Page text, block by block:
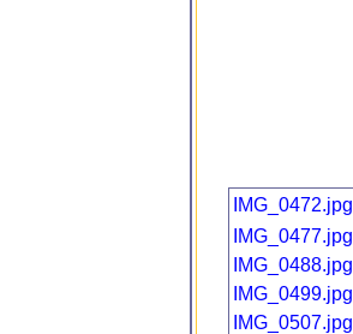
IMG_0472.jpg
IMG_0477.jpg
IMG_0488.jpg
IMG_0499.jpg
IMG_0507.jpg